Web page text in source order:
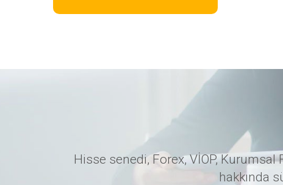
Hisse senedi, Forex, VİOP,
hakkında